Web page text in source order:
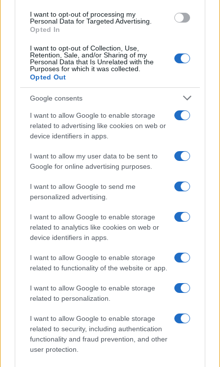
I want to opt-out of processing my
Personal Data for Targeted Advertising.
Opted In
I want to opt-out of Collection, Use,
Retention, Sale, and/or Sharing of my
Personal Data that Is Unrelated with the
Purposes for which it was collected.
Opted Out
Google consents
I want to allow Google to enable storage
related to advertising like cookies on web or
device identifiers in apps.
I want to allow my user data to be sent to
Google for online advertising purposes.
I want to allow Google to send me
personalized advertising.
I want to allow Google to enable storage
related to analytics like cookies on web or
device identifiers in apps.
I want to allow Google to enable storage
related to functionality of the website or app.
I want to allow Google to enable storage
related to personalization.
I want to allow Google to enable storage
related to security, including authentication
functionality and fraud prevention, and other
user protection.
είναι εργάσιμη. Η αίτηση κατατίθεται στην Επιτροπή
Εξετάσεων της Διεύθυνσης Δευτεροβάθμιας
υποβληθεί η αρχική αίτηση – δήλωση.
Τα απαραίτητα δικαιολογητικά
Η αίτηση πρέπει να συνοδεύεται από δικαιολογητικό που
αποδεικνύει την αδυναμία συμμετοχής του υποψηφίου
την ημέρα της εξέτασης.
Για λόγους ασθενείας απαιτούνται δικαιολογητικά ή
Κέντρο Υγείας με τις προβλεπόμενες σφραγίδες, ή από
Ιδιωτικό Νοσοκομείο με υπογραφή και σφραγίδα του
θεράποντος ιατρού και του διοικητικού διευθυντή της
ιδιωτικής κλινικής.
Τι δεν θεωρείται επαρκές
Στην περίπτωση προσωρινής βλάβης των άνω άκρων,
άνω άκρου για γραφή και να αναγράφεται το χρονικό
διάστημα ισχύος της γνωμάτευσης.
Δεν θεωρούνται επαρκείς απλές ιατρικές βεβαιώσεις
από ιδιώτες ούτε υπεύθυνες δηλώσεις των μαθητών ή
των γονέων και κηδεμόνων τους.
Ειδικά μαθήματα και πρακτικές δοκιμασίες